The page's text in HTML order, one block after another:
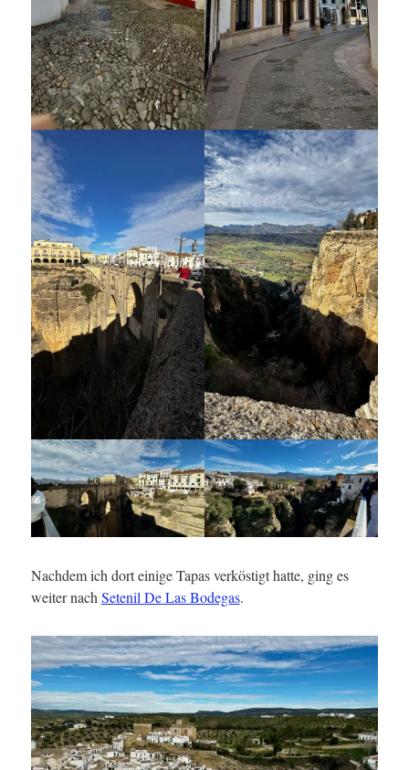
Nachdem ich dort einige Tapas verköstigt hatte, ging es
weiter nach Setenil De Las Bodegas.